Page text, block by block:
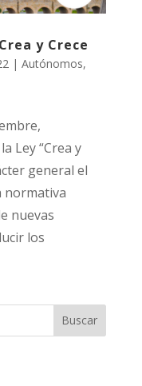
y Crece
| Autónomos,
Ley “Crea y
general el
normativa
nuevas
los